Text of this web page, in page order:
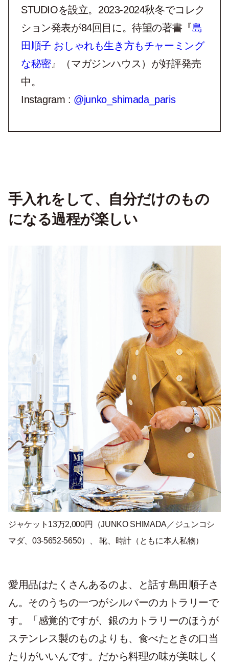
STUDIOを設立。2023-2024秋冬でコレク
ション発表が84回目に。待望の著書『島
田順子 おしゃれも生き方もチャーミング
な秘密』（マガジンハウス）が好評発売
中。
Instagram : @junko_shimada_paris
手入れをして、自分だけのもの
になる過程が楽しい
ジャケット13万2,000円（JUNKO SHIMADA／ジュンコシ
マダ、03-5652-5650）、 靴、時計（ともに本人私物）
愛用品はたくさんあるのよ、と話す島田順子さ
ん。そのうちの一つがシルバーのカトラリーで
す。「感覚的ですが、銀のカトラリーのほうが
ステンレス製のものよりも、食べたときの口当
たりがいいんです。だから料理の味が美味しく